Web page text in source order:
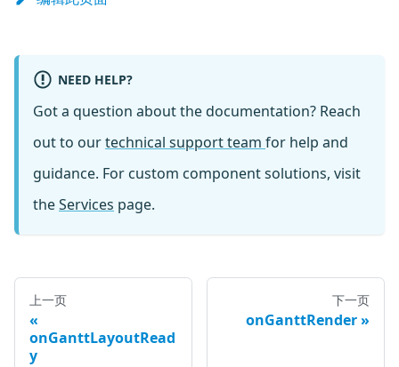
NEED HELP?
Got a question about the documentation? Reach
out to ourtechnical support team for help and
guidance. For custom component solutions, visit
theServices page.
上一页
onGanttLayoutRead
y
下一页
onGanttRender